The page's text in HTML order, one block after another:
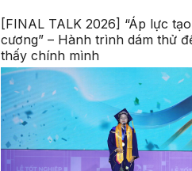
[FINAL TALK 2026] “Áp lực
cương” – Hành trình dám thử
thấy chính mình